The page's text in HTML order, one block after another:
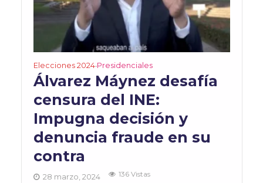
Elecciones 2024•Presidenciales
Álvarez Máynez desafía
censura del INE:
Impugna decisión y
denuncia fraude en su
contra
28 marzo, 2024
136 Vistas